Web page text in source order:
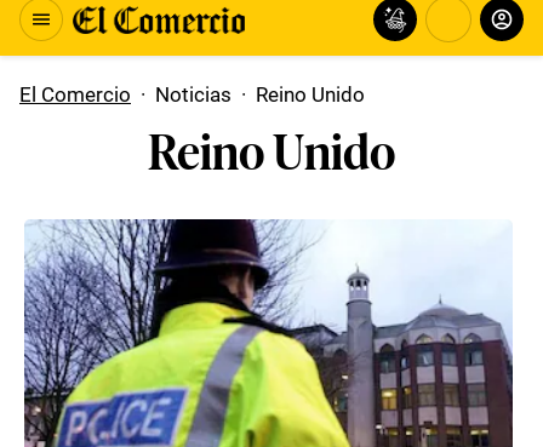
El Comercio · Noticias · Reino Unido
Reino Unido